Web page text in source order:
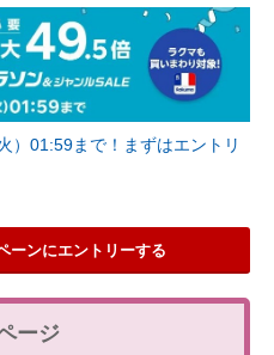
）01:59まで！まずはエントリ
ーンにエントリーする